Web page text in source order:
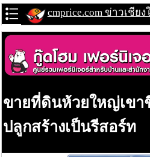
cmprice.com ข่าวเชีย
ขายที่ดินห้วยใหญ่เขา
ปลูกสร้างเป็นรีสอร์ท